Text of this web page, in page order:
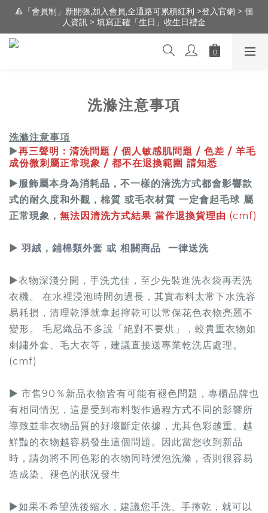
🔺「會員制」新開張,加入會員,全通路可累積紅利 >登入官網 > 個
人資訊 > 填寫正確「生日」收生日禮金
🔺「會員制」新開張,加入會員,全通路可累積紅利 >登入官網 > 個
人資訊 > 填寫正確「生日」收生日禮金
新朋友 [ 註冊登錄 ] 送 100元 購物金 / 實體門市：新竹市文昌街
95號（遠百明志書院🅿️前30m走路1分鐘）
洗滌注意事項
洗滌注意事項
▶再三聲明 : 清洗問題 / 個人敏感肌問題 / 色差 / 羊毛
成份微刺屬正常現象 / 都不在退換範圍 請知悉
▶服飾屬本身為消耗品，不一樣的清洗方式都會影響款
式的耐久度和外觀，棉質 或毛衣材質 一定會起毛球 屬
正常現象， 無法因清洗方式結果 當作退換貨理由 (cmf)
▶ 羽絨，鋪棉類外套 或 相關商品 一律送洗
▶衣物深淺分開，手洗尤佳，至少先裝進洗衣袋再丟洗
衣機。 在水裡浸泡時間勿過長，其實布料太常下水洗容
易耗損，清理乾淨就拿起擰乾可以常保花色衣物亮麗不
變形。 毛尼織品不多說「絕對不要烘」，較貴重衣物如
刺繡外套、毛大衣等，建議直接送專業乾洗店處理。
(cmf)
▶ 市售90％新品衣物皆有可能有褪色問題，專櫃品牌也
有相同情況，這是受到布料製作過程方式不同的影響所
導致並非衣物品質的好壞斷定依據，尤其色彩越重、越
鮮豔的衣物越容易發生這個問題。因此當您收到新品
時，請勿將不同色彩的衣物同時浸泡洗滌，否則很容易
造成染、褪色的狀況發生
▶如果不希望洗後縮水，建議您手洗、手擰乾，就可以